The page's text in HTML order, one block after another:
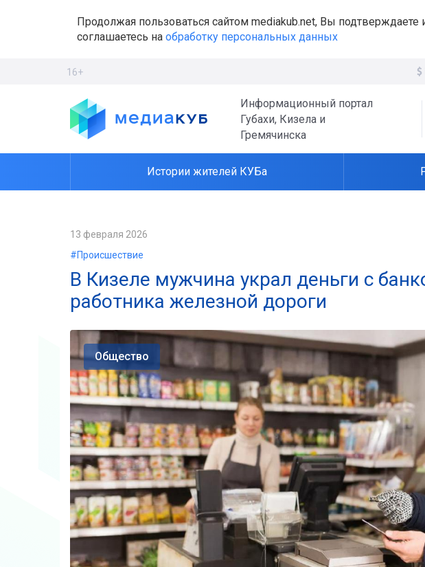
Продолжая пользоваться сайтом mediakub.net, Вы
соглашаетесь на обработку персональных данных
16+
Информационный портал
Губахи, Кизела и
Гремячинска
Истории жителей КУБа
13 февраля 2026
#Происшествие
В Кизеле мужчина украл деньги с
работника железной дороги
Общество